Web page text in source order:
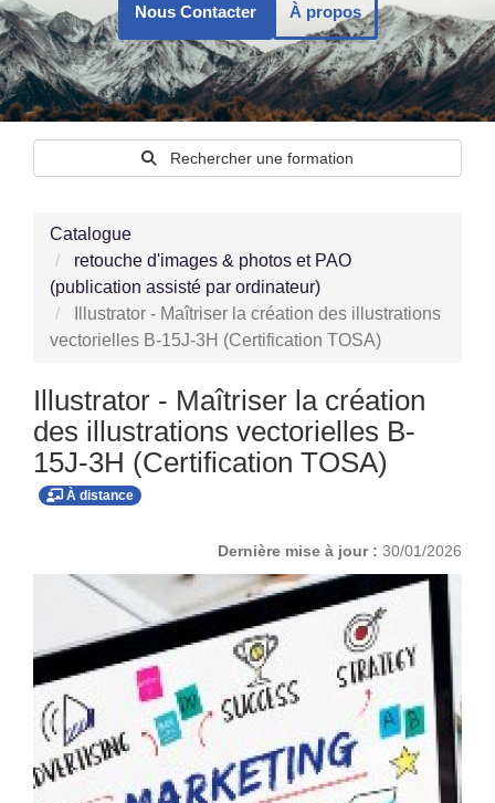
Nous Contacter À propos
Rechercher une formation
Catalogue
retouche d'images & photos et PAO
(publication assisté par ordinateur)
Illustrator - Maîtriser la création des illustrations
vectorielles B-15J-3H (Certification TOSA)
Illustrator - Maîtriser la création
des illustrations vectorielles B-
15J-3H (Certification TOSA)
À distance
Dernière mise à jour : 30/01/2026